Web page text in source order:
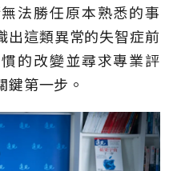
法勝任原本熟悉的事
出這類異常的失智症前
的改變並尋求專業評
第一步。